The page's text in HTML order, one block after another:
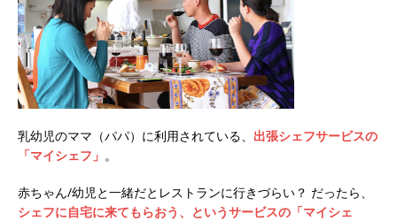
乳幼児のママ（パパ）に利用されている、 出張シェフサービスの
「マイシェフ」 。
赤ちゃん/幼児と一緒だとレストランに行きづらい？ だったら、
シェフに自宅に来てもらおう、というサービスの「マイシェ